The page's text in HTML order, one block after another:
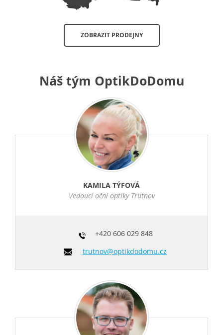
ZOBRAZIT PRODEJNY
Náš tým OptikDoDomu
KAMILA TÝFOVÁ
Vedoucí oční optiky Trutnov
+420 606 029 848
trutnov@optikdodomu.cz